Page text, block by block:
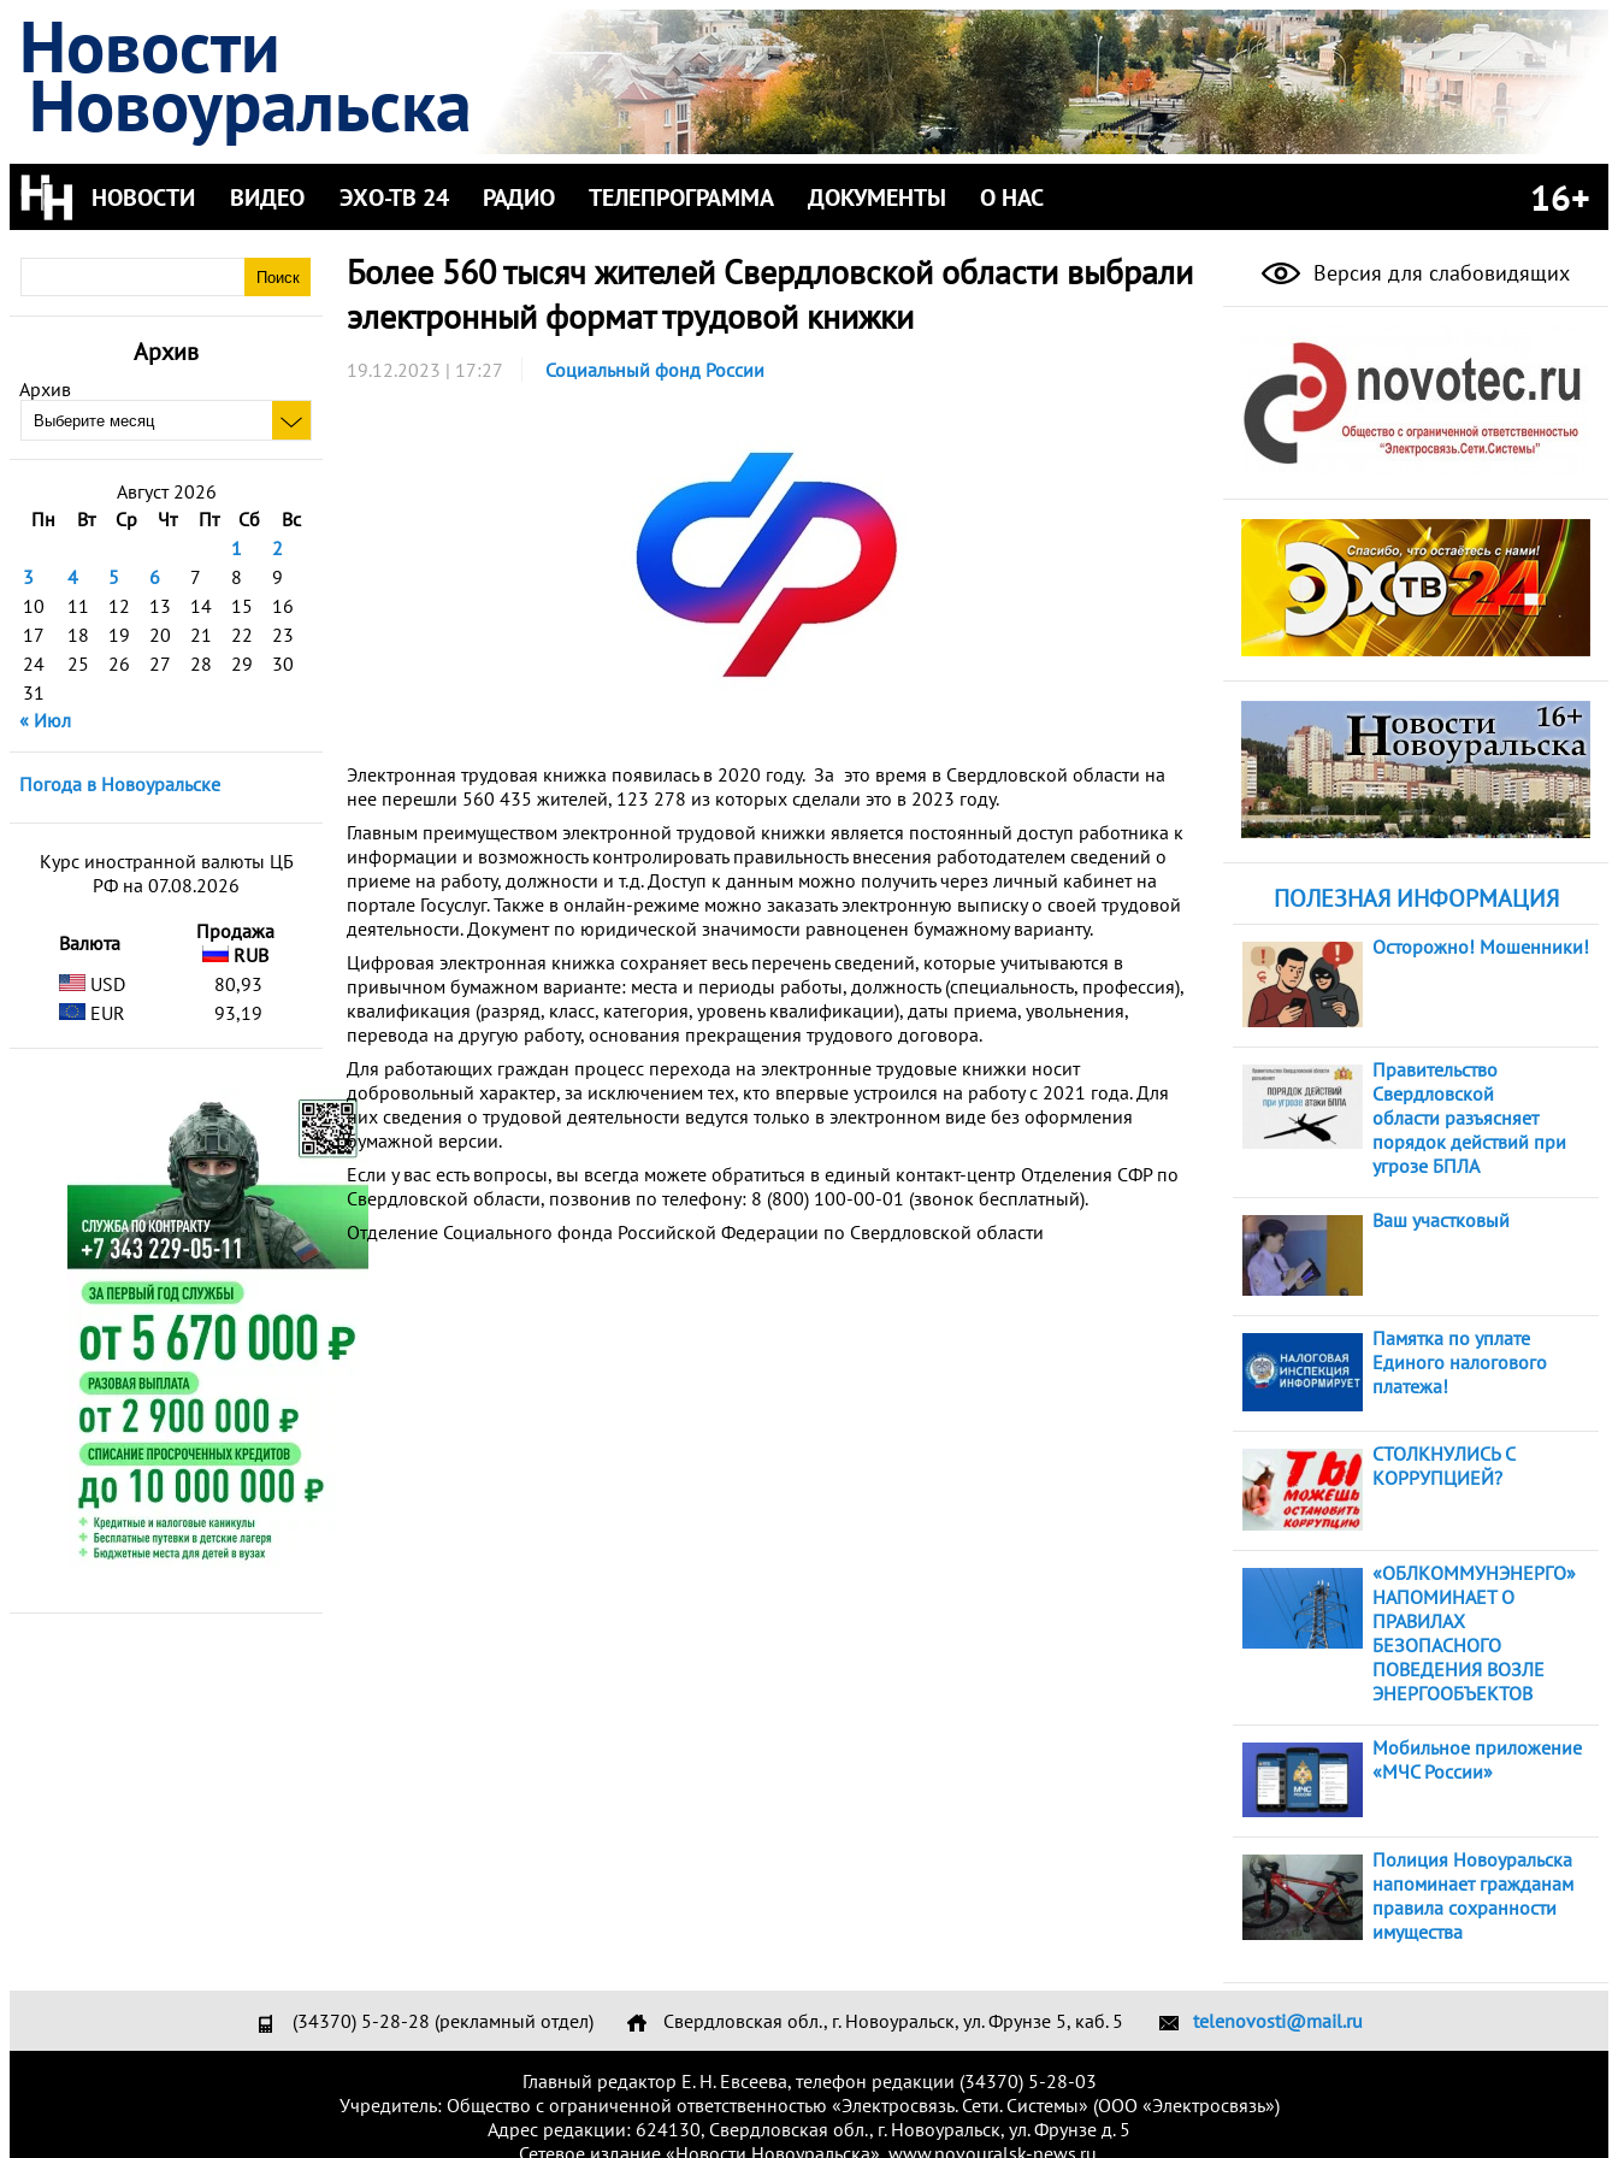
Новости
Новоуральска
НОВОСТИ ВИДЕО ЭХО-ТВ 24 РАДИО ТЕЛЕПРОГРАММА ДОКУМЕНТЫ О НАС 16+
Архив
Архив
Август 2026
Пн
Вт Ср Чт Пт Сб
Вс
1
2
3
4 5 6 7 8
9
10
11 12 13 14 15
16
17
18 19 20 21 22
23
24
25 26 27 28 29
30
31
« Июл
Погода в Новоуральске
Курс иностранной валюты ЦБ
РФ на 07.08.2026
Валюта
Продажа
RUB
USD
80,93
EUR
93,19
Более 560 тысяч жителей Свердловской области выбрали
электронный формат трудовой книжки
19.12.2023 | 17:27 Социальный фонд России
Электронная трудовая книжка появилась в 2020 году. За это время в Свердловской области на
нее перешли 560 435 жителей, 123 278 из которых сделали это в 2023 году.
Главным преимуществом электронной трудовой книжки является постоянный доступ работника к
информации и возможность контролировать правильность внесения работодателем сведений о
приеме на работу, должности и т.д. Доступ к данным можно получить через личный кабинет на
портале Госуслуг. Также в онлайн-режиме можно заказать электронную выписку о своей трудовой
деятельности. Документ по юридической значимости равноценен бумажному варианту.
Цифровая электронная книжка сохраняет весь перечень сведений, которые учитываются в
привычном бумажном варианте: места и периоды работы, должность (специальность, профессия),
квалификация (разряд, класс, категория, уровень квалификации), даты приема, увольнения,
перевода на другую работу, основания прекращения трудового договора.
Для работающих граждан процесс перехода на электронные трудовые книжки носит
добровольный характер, за исключением тех, кто впервые устроился на работу с 2021 года. Для
них сведения о трудовой деятельности ведутся только в электронном виде без оформления
бумажной версии.
Если у вас есть вопросы, вы всегда можете обратиться в единый контакт-центр Отделения СФР по
Свердловской области, позвонив по телефону: 8 (800) 100-00-01 (звонок бесплатный).
Отделение Социального фонда Российской Федерации по Свердловской области
Версия для слабовидящих
ПОЛЕЗНАЯ ИНФОРМАЦИЯ
Осторожно! Мошенники!
Правительство
Свердловской
области разъясняет
порядок действий при
угрозе БПЛА
Ваш участковый
Памятка по уплате
Единого налогового
платежа!
СТОЛКНУЛИСЬ С
КОРРУПЦИЕЙ?
«ОБЛКОММУНЭНЕРГО»
НАПОМИНАЕТ О
ПРАВИЛАХ
БЕЗОПАСНОГО
ПОВЕДЕНИЯ ВОЗЛЕ
ЭНЕРГООБЪЕКТОВ
Мобильное приложение
«МЧС России»
Полиция Новоуральска
напоминает гражданам
правила сохранности
имущества
(34370) 5-28-28 (рекламный отдел) Свердловская обл., г. Новоуральск, ул. Фрунзе 5, каб. 5 telenovosti@mail.ru
Главный редактор Е. Н. Евсеева, телефон редакции (34370) 5-28-03
Учредитель: Общество с ограниченной ответственностью «Электросвязь. Сети. Системы» (ООО «Электросвязь»)
Адрес редакции: 624130, Свердловская обл., г. Новоуральск, ул. Фрунзе д. 5